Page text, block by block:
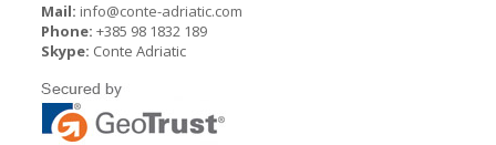
Mail: info@conte-adriatic.com
Phone: +385 98 1832 189
Skype: Conte Adriatic